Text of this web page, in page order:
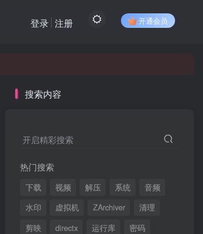
开通会员
登录 注册
搜索内容
开启精彩搜索
热门搜索
下载 视频 解压 系统
音频
水印
虚拟机 ZArchiver
清理
剪映
directx 运行库
密码